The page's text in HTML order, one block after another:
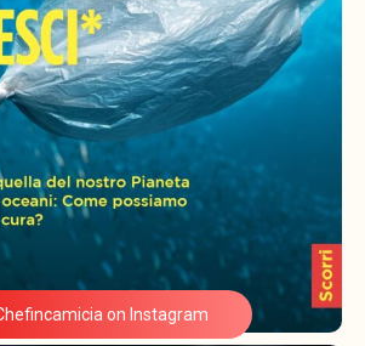
on Instagram